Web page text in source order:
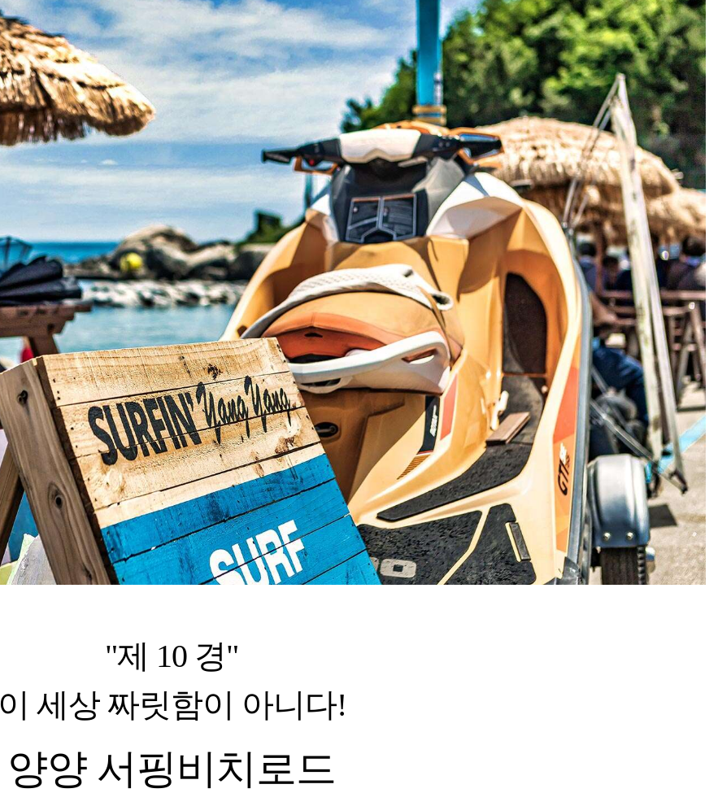
"제 10 경"
이 세상 짜릿함이 아니다!
양양 서핑비치로드